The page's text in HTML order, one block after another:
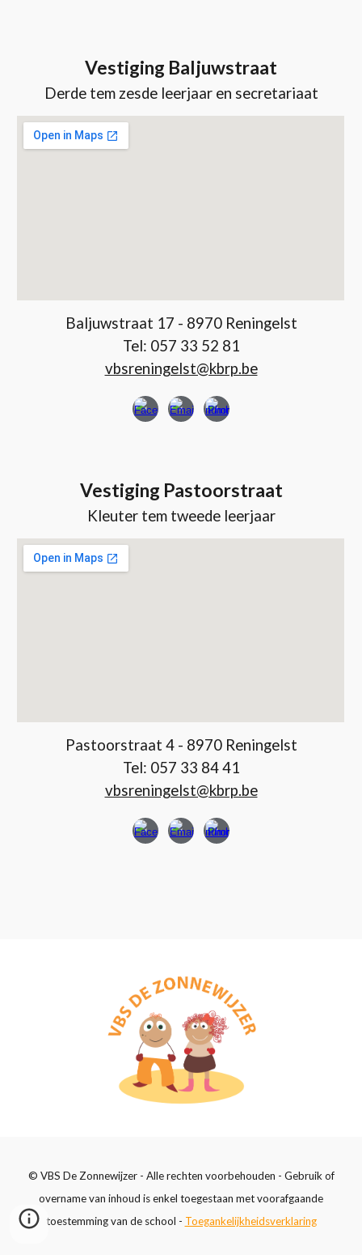
Vestiging Baljuwstraat
Derde tem zesde leerjaar en secretariaat
Baljuwstraat 17 - 8970 Reningelst
Tel: 057 33 52 81
vbsreningelst@kbrp.be
Vestiging Pastoorstraat
Kleuter tem tweede leerjaar
Pastoorstraat 4 - 8970 Reningelst
Tel: 057 33 84 41
vbsreningelst@kbrp.be
© VBS De Zonnewijzer - Alle rechten voorbehouden - Gebruik of
overname van inhoud is enkel toegestaan met voorafgaande
toestemming van de school - Toegankelijkheidsverklaring